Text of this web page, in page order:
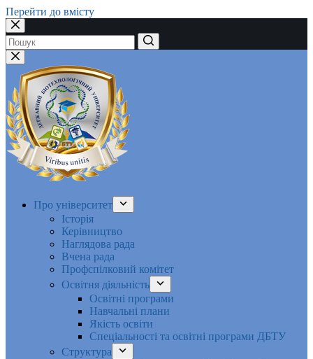
Перейти до вмісту
Немає
результатів
Про університет
Історія
Керівництво
Наглядова рада
Вчена рада
Профспілковий комітет
Освітня діяльність
Освітні програми
Навчальні плани
Якість освіти
Спеціальності та освітні програми ДБТУ
Структура